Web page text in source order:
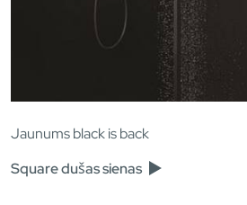
Jaunums black is back
Square dušas sienas